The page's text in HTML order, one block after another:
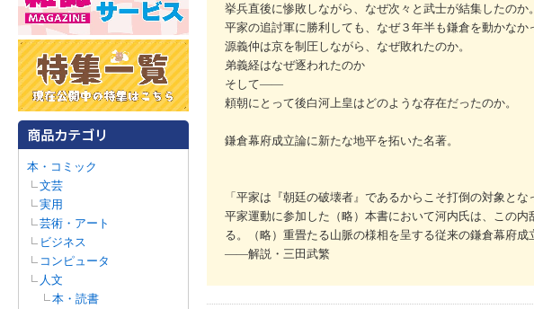
本・コミック
文芸
実用
芸術・アート
ビジネス
コンピュータ
人文
本・読書
挙兵直後に惨敗しながら、なぜ次々と武士が結集したのか。
平家の追討軍に勝利しても、なぜ３年半も鎌倉を動かなか
源義仲は京を制圧しながら、なぜ敗れたのか。
弟義経はなぜ逐われたのか
そして――
頼朝にとって後白河上皇はどのような存在だったのか。
鎌倉幕府成立論に新たな地平を拓いた名著。
「平家は『朝廷の破壊者』であるからこそ打倒の対象と
平家運動に参加した（略）本書において河内氏は、この
る。（略）重畳たる山脈の様相を呈する従来の鎌倉幕府
――解説・三田武繁